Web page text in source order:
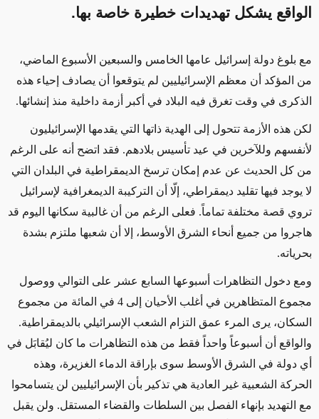
الواقع يشكل تهديدات خطيرة خاصة بها.
مع بلوغ دولة إسرائيل عامها الخامس والسبعين الأسبوع الماضي،
من المؤكد أن معظم الإسرائيليين لم يتوقعوا أن يصادف إحياء هذه
الذكرى في وقت تغرق فيه البلاد في أكبر أزمة داخلية منذ إنشائها.
لكن هذه الأزمة تتحول إلى الهدية ذاتها التي يقدمها الإسرائيليون
لأنفسهم وللآخرين في عيد تأسيس بلادهم. فقد اتضح أنه على الرغم
من كل الحديث عن عدم إمكان ترسخ الديمقراطية في البلدان التي
لا يوجد فيها تقليد ديمقراطي، إلّا أن التركيبة الديمغرافية لإسرائيل
تروي قصة مختلفة تماماً. فعلى الرغم من أن غالبية سكانها اليوم قد
هاجروا من جميع أنحاء الشرق الأوسط، إلا أن شعبها ملتزم بشدة
بحرياته.
ومع دخول التظاهرات أسبوعها السابع عشر على التوالي ووصول
مجموع المتظاهرين في أغلب الأحيان إلى 4 في المائة من مجموع
السكان، يرى المرء عمق التزام الشعب الإسرائيلي بالديمقراطية.
والواقع أن أسبوعاً واحداً فقط من هذه التظاهرات ما كان ليُقابَل في
أي دولة في الشرق الأوسط سوى بإراقة الدماء الغزيرة، وهذه
الحركة الشعبية غير العادية هي تذكير بأن الإسرائيليين لن يتسامحوا
مع التهديد بإنهاء الفصل بين السلطات والقضاء المستقل. ولن يقبل